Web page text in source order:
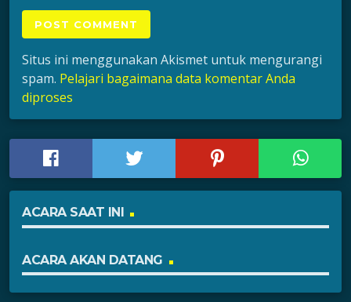
Situs ini menggunakan Akismet untuk mengurangi
spam. Pelajari bagaimana data komentar Anda
diproses
ACARA SAAT INI
ACARA AKAN DATANG